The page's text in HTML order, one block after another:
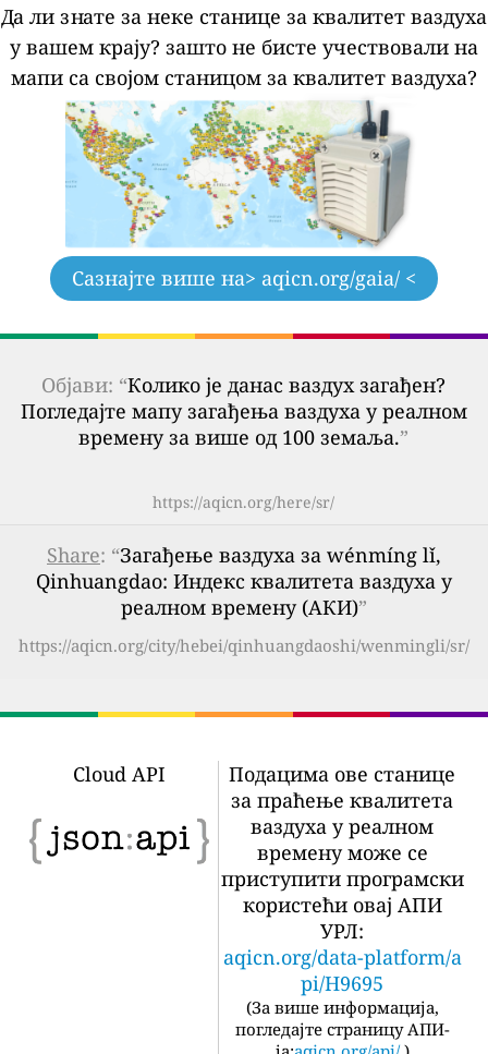
Да ли знате за неке станице за квалитет ваздуха
у вашем крају? зашто не бисте учествовали на
мапи са својом станицом за квалитет ваздуха?
Сазнајте више на> aqicn.org/gaia/ <
Објави: “Колико је данас ваздух загађен?
Погледајте мапу загађења ваздуха у реалном
времену за више од 100 земаља.”
https://aqicn.org/here/sr/
Share: “Загађење ваздуха за wénmíng lǐ,
Qinhuangdao: Индекс квалитета ваздуха у
реалном времену (АКИ)”
https://aqicn.org/city/hebei/qinhuangdaoshi/wenmingli/sr/
Cloud API
Подацима ове станице
за праћење квалитета
ваздуха у реалном
времену може се
приступити програмски
користећи овај АПИ
УРЛ:
aqicn.org/data-platform/a
pi/H9695
(За више информација,
погледајте страницу АПИ-